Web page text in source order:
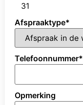
31
Afspraaktype*
Telefoonnummer*
Opmerking